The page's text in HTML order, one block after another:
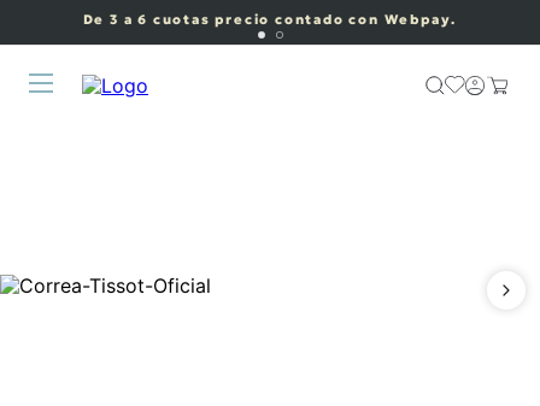
De 3 a 6 cuotas precio contado con Webpay.